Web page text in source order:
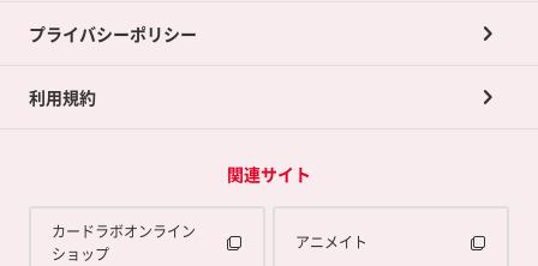
プライバシーポリシー
利用規約
関連サイト
カードラボオンライン
ショップ
アニメイト